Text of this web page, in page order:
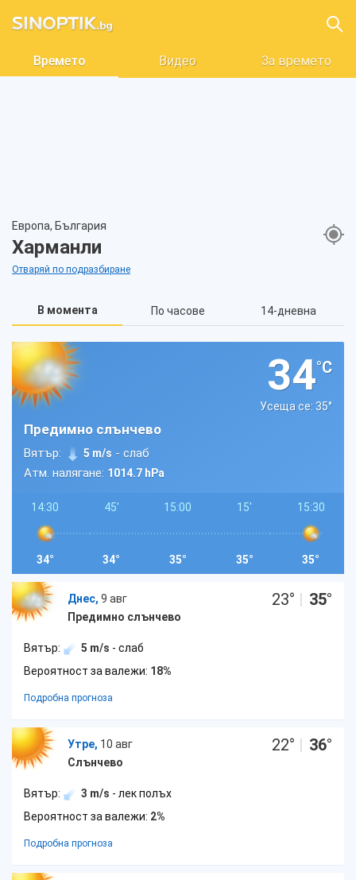
Времето Видео За времето
Европа, България
Харманли
Отваряй по подразбиране
В момента По часове 14-дневна
34°C
Усеща се: 35°
Предимно слънчево
Вятър: 5 m/s - слаб
Атм. налягане: 1014.7 hPa
14:30
34°
45'
34°
15:00
35°
15'
35°
15:30
35°
Днес, 9 авг
Предимно слънчево
23° | 35°
Вятър: 5 m/s - слаб
Вероятност за валежи: 18%
Подробна прогноза
Утре, 10 авг
Слънчево
22° | 36°
Вятър: 3 m/s - лек полъх
Вероятност за валежи: 2%
Подробна прогноза